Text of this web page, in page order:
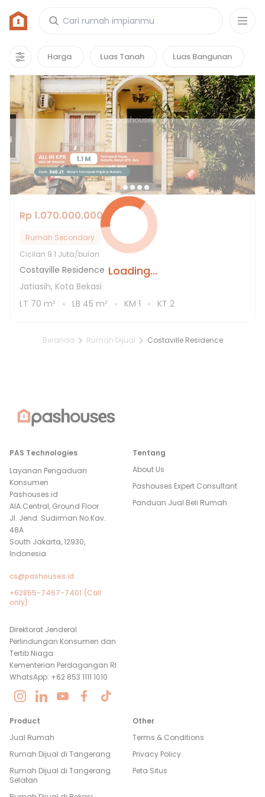
Harga Luas Tanah Luas Bangunan
Loading...
Rumah di Costaville Residence
1properti
Rp 1.070.000.000
Rumah Secondary
Cicilan 9.1 Juta/bulan
Costaville Residence
Jatiasih, Kota Bekasi
LT 70 m² LB 45 m² KM 1 KT 2
Beranda Rumah Dijual Costaville Residence
PAS Technologies
Layanan Pengaduan
Konsumen
Pashouses.id
AIA Central, Ground Floor
Jl. Jend. Sudirman No.Kav.
48A
South Jakarta, 12930,
Indonesia
cs@pashouses.id
+62855-7467-7401 (Call
only)
Direktorat Jenderal
Perlindungan Konsumen dan
Tertib Niaga
Kementerian Perdagangan RI
WhatsApp: +62 853 1111 1010
Tentang
About Us
Pashouses Expert Consultant
Panduan Jual Beli Rumah
Product
Jual Rumah
Rumah Dijual di Tangerang
Rumah Dijual di Tangerang
Selatan
Other
Terms & Conditions
Privacy Policy
Peta Situs